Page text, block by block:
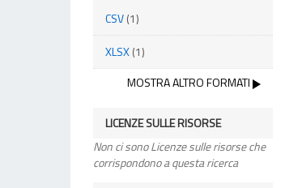
CSV(1)
XLSX(1)
MOSTRA ALTRO FORMATI
LICENZE SULLE RISORSE
Non ci sono Licenze sulle risorse che
corrispondono a questa ricerca